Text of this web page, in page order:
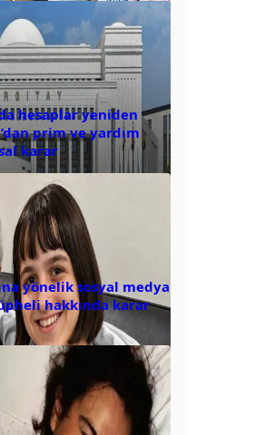
hesaplar yeniden
prim ve yardım
karar
yönelik sosyal medya
hakkında karar